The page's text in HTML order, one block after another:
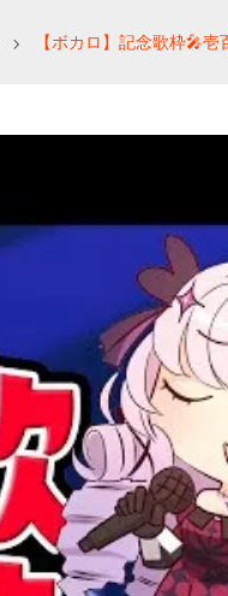
【ボカロ】記念歌枠🎤